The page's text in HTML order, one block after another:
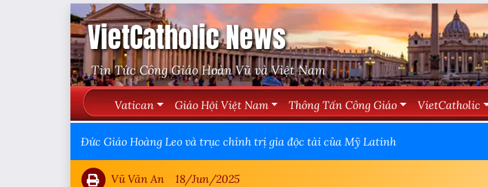
VietCatholic News
Tin Tức Công Giáo Hoàn Vũ và Việt Nam
Vatican Giáo Hội Việt Nam Thông Tấn Công Giáo VietCatholic
Đức Giáo Hoàng Leo và trục chính trị gia độc tài của Mỹ Latinh
Vũ Văn An 18/Jun/2025